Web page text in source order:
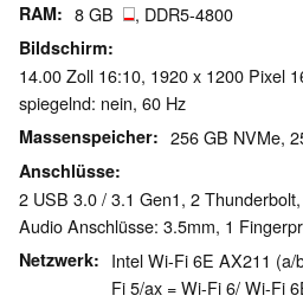
RAM 8 GB , DDR5-4800
Bildschirm
14.00 Zoll 16:10, 1920 x 1200 Pixel
spiegelnd: nein, 60 Hz
Massenspeicher 256 GB NVMe,
Anschlüsse
2 USB 3.0 / 3.1 Gen1, 2
Audio Anschlüsse: 3.5mm, 1
Netzwerk
Intel Wi-Fi 6E AX211
Fi 5/ax = Wi-Fi 6/ Wi-Fi